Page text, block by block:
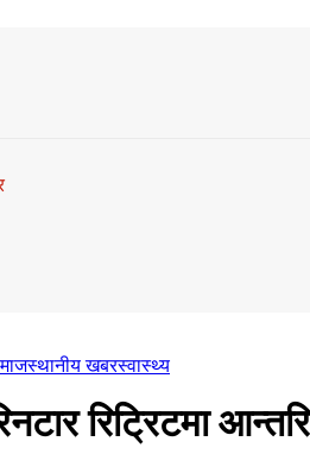
स्थानीय खबरस्वास्थ्य
रिट्रिटमा